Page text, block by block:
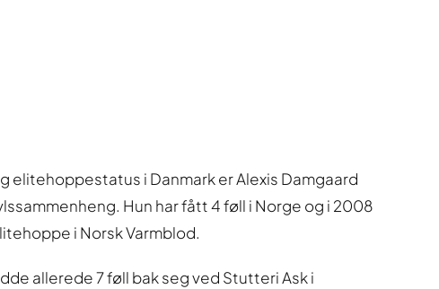
elitehoppestatus i Danmark er Alexis Damgaard
Hun har fått 4 føll i Norge og i 2008
i Norsk Varmblod.
allerede 7 føll bak seg ved Stutteri Ask i